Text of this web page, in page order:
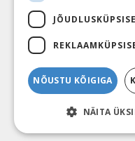
"FIT &
NÕUSTU KÕIGIGA
NÄITA